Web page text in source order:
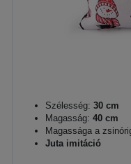
Szélesség: 30 cm
Magasság: 40 cm
Magassága a
Juta imitáció